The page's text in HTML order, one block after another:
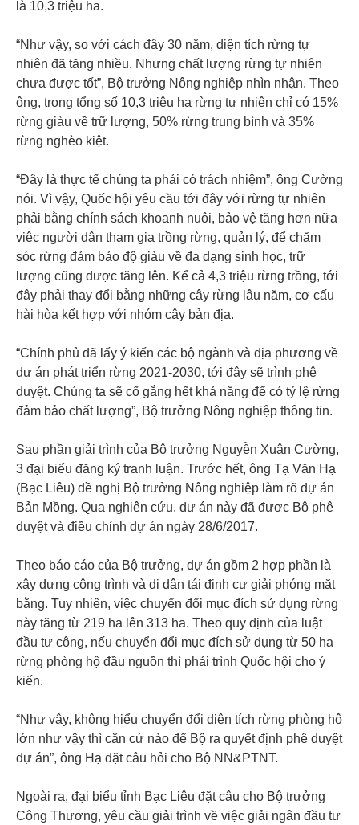
là 10,3 triệu ha.
“Như vậy, so với cách đây 30 năm, diện tích rừng tự
nhiên đã tăng nhiều. Nhưng chất lượng rừng tự nhiên
chưa được tốt”, Bộ trưởng Nông nghiệp nhìn nhận. Theo
ông, trong tổng số 10,3 triệu ha rừng tự nhiên chỉ có 15%
rừng giàu về trữ lượng, 50% rừng trung bình và 35%
rừng nghèo kiệt.
“Đây là thực tế chúng ta phải có trách nhiệm”, ông Cường
nói. Vì vậy, Quốc hội yêu cầu tới đây với rừng tự nhiên
phải bằng chính sách khoanh nuôi, bảo vệ tăng hơn nữa
việc người dân tham gia trồng rừng, quản lý, để chăm
sóc rừng đảm bảo độ giàu về đa dạng sinh học, trữ
lượng cũng được tăng lên. Kể cả 4,3 triệu rừng trồng, tới
đây phải thay đổi bằng những cây rừng lâu năm, cơ cấu
hài hòa kết hợp với nhóm cây bản địa.
“Chính phủ đã lấy ý kiến các bộ ngành và địa phương về
dự án phát triển rừng 2021-2030, tới đây sẽ trình phê
duyệt. Chúng ta sẽ cố gắng hết khả năng để có tỷ lệ rừng
đảm bảo chất lượng”, Bộ trưởng Nông nghiệp thông tin.
Sau phần giải trình của Bộ trưởng Nguyễn Xuân Cường,
3 đại biểu đăng ký tranh luận. Trước hết, ông Tạ Văn Hạ
(Bạc Liêu) đề nghị Bộ trưởng Nông nghiệp làm rõ dự án
Bản Mồng. Qua nghiên cứu, dự án này đã được Bộ phê
duyệt và điều chỉnh dự án ngày 28/6/2017.
Theo báo cáo của Bộ trưởng, dự án gồm 2 hợp phần là
xây dựng công trình và di dân tái định cư giải phóng mặt
bằng. Tuy nhiên, việc chuyển đổi mục đích sử dụng rừng
này tăng từ 219 ha lên 313 ha. Theo quy định của luật
đầu tư công, nếu chuyển đổi mục đích sử dụng từ 50 ha
rừng phòng hộ đầu nguồn thì phải trình Quốc hội cho ý
kiến.
“Như vậy, không hiểu chuyển đổi diện tích rừng phòng hộ
lớn như vậy thì căn cứ nào để Bộ ra quyết định phê duyệt
dự án”, ông Hạ đặt câu hỏi cho Bộ NN&PTNT.
Ngoài ra, đại biểu tỉnh Bạc Liêu đặt câu cho Bộ trưởng
Công Thương, yêu cầu giải trình về việc giải ngân đầu tư